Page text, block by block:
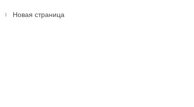
Новая страница